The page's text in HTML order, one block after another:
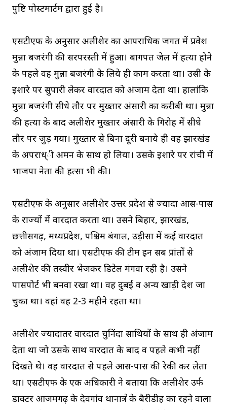
पुष्टि पोस्टमार्टम द्वारा हुई है।
एसटीएफ के अनुसार अलीशेर का आपराधिक जगत में प्रवेश
मुन्ना बजरंगी की सरपरस्ती में हुआ। बागपत जेल में हत्या होने
के पहले वह मुन्ना बजरंगी के लिये ही काम करता था। उसी के
इशारे पर सुपारी लेकर वारदात को अंजाम देता था। हालांकि
मुन्ना बजरंगी सीधे तौर पर मुख्तार अंसारी का करीबी था। मुन्ना
की हत्या के बाद अलीशेर मुख्तार अंसारी के गिरोह में सीधे
तौर पर जुड़ गया। मुख्तार से बिना दूरी बनाये ही वह झारखंड
के अपराध्ी अमन के साथ हो लिया। उसके इशारे पर रांची में
भाजपा नेता की हत्सा भी की।
एसटीएफ के अनुसार अलीशेर उत्तर प्रदेश से ज्यादा आस-पास
के राज्यों में वारदात करता था। उसने बिहार, झारखंड,
छत्तीसगढ़, मध्यप्रदेश, पश्चिम बंगाल, उड़ीसा में कई वारदात
को अंजाम दिया था। एसटीएफ की टीम इन सब प्रांतों से
अलीशेर की तस्वीर भेजकर डिटेल मंगवा रही है। उसने
पासपोर्ट भी बनवा रखा था। वह दुबई व अन्य खाड़ी देश जा
चुका था। वहां वह 2-3 महीने रहता था।
अलीशेर ज्यादातर वारदात चुनिंदा साथियों के साथ ही अंजाम
देता था जो उसके साथ वारदात के बाद व पहले कभी नहीं
दिखते थे। वह वारदात से पहले आस-पास की रेकी कर लेता
था। एसटीएफ के एक अधिकारी ने बताया कि अलीशेर उर्फ
डाक्टर आजमगढ़ के देवगांव थानाक्षेत्र के बैरीडीह का रहने वाला